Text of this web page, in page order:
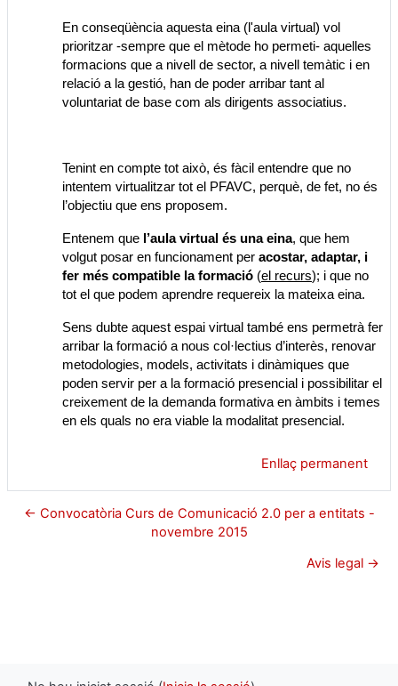
En conseqüència aquesta eina (l'aula virtual) vol
prioritzar -sempre que el mètode ho permeti- aquelles
formacions que a nivell de sector, a nivell temàtic i en
relació a la gestió, han de poder arribar tant al
voluntariat de base com als dirigents associatius.
Tenint en compte tot això, és fàcil entendre que no
intentem virtualitzar tot el PFAVC, perquè, de fet, no és
l’objectiu que ens proposem.
Entenem que l’aula virtual és una eina, que hem
volgut posar en funcionament per acostar, adaptar, i
fer més compatible la formació (el recurs); i que no
tot el que podem aprendre requereix la mateixa eina.
Sens dubte aquest espai virtual també ens permetrà fer
arribar la formació a nous col·lectius d’interès, renovar
metodologies, models, activitats i dinàmiques que
poden servir per a la formació presencial i possibilitar el
creixement de la demanda formativa en àmbits i temes
en els quals no era viable la modalitat presencial.
Enllaç permanent
← Convocatòria Curs de Comunicació 2.0 per a entitats -
novembre 2015
Avis legal →